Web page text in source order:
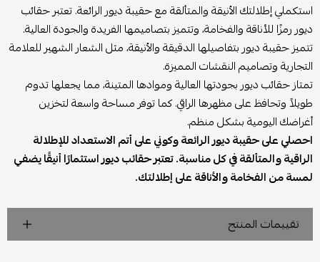
استكملي إطلالتك الأنيقة والمتألقة مع حقيبة ديور الرائعة. تعتبر حقائب
ديور رمزًا للأناقة والفخامة، وتتميز بتصاميمها الفريدة والجودة العالية.
تتميز حقيبة ديور بتفاصيلها الدقيقة والأنيقة، مثل الشعار الشهير للعلامة
التجارية وتصاميم النقشات المميزة.
تمتاز حقائب ديور بجودتها العالية وموادها المتينة، مما يجعلها تدوم
طويلاً وتحافظ على مظهرها الراقي. كما توفر مساحة واسعة لتخزين
أغراضك اليومية بشكل منظم.
احصلي على حقيبة ديور الرائعة وكوني على أتم الاستعداد للإطلالة
الراقية والمتألقة في كل مناسبة. تعتبر حقائب ديور استثمارًا أنيقًا يضفي
لمسة من الفخامة والأناقة على إطلالتك.
تقييمات المنتج